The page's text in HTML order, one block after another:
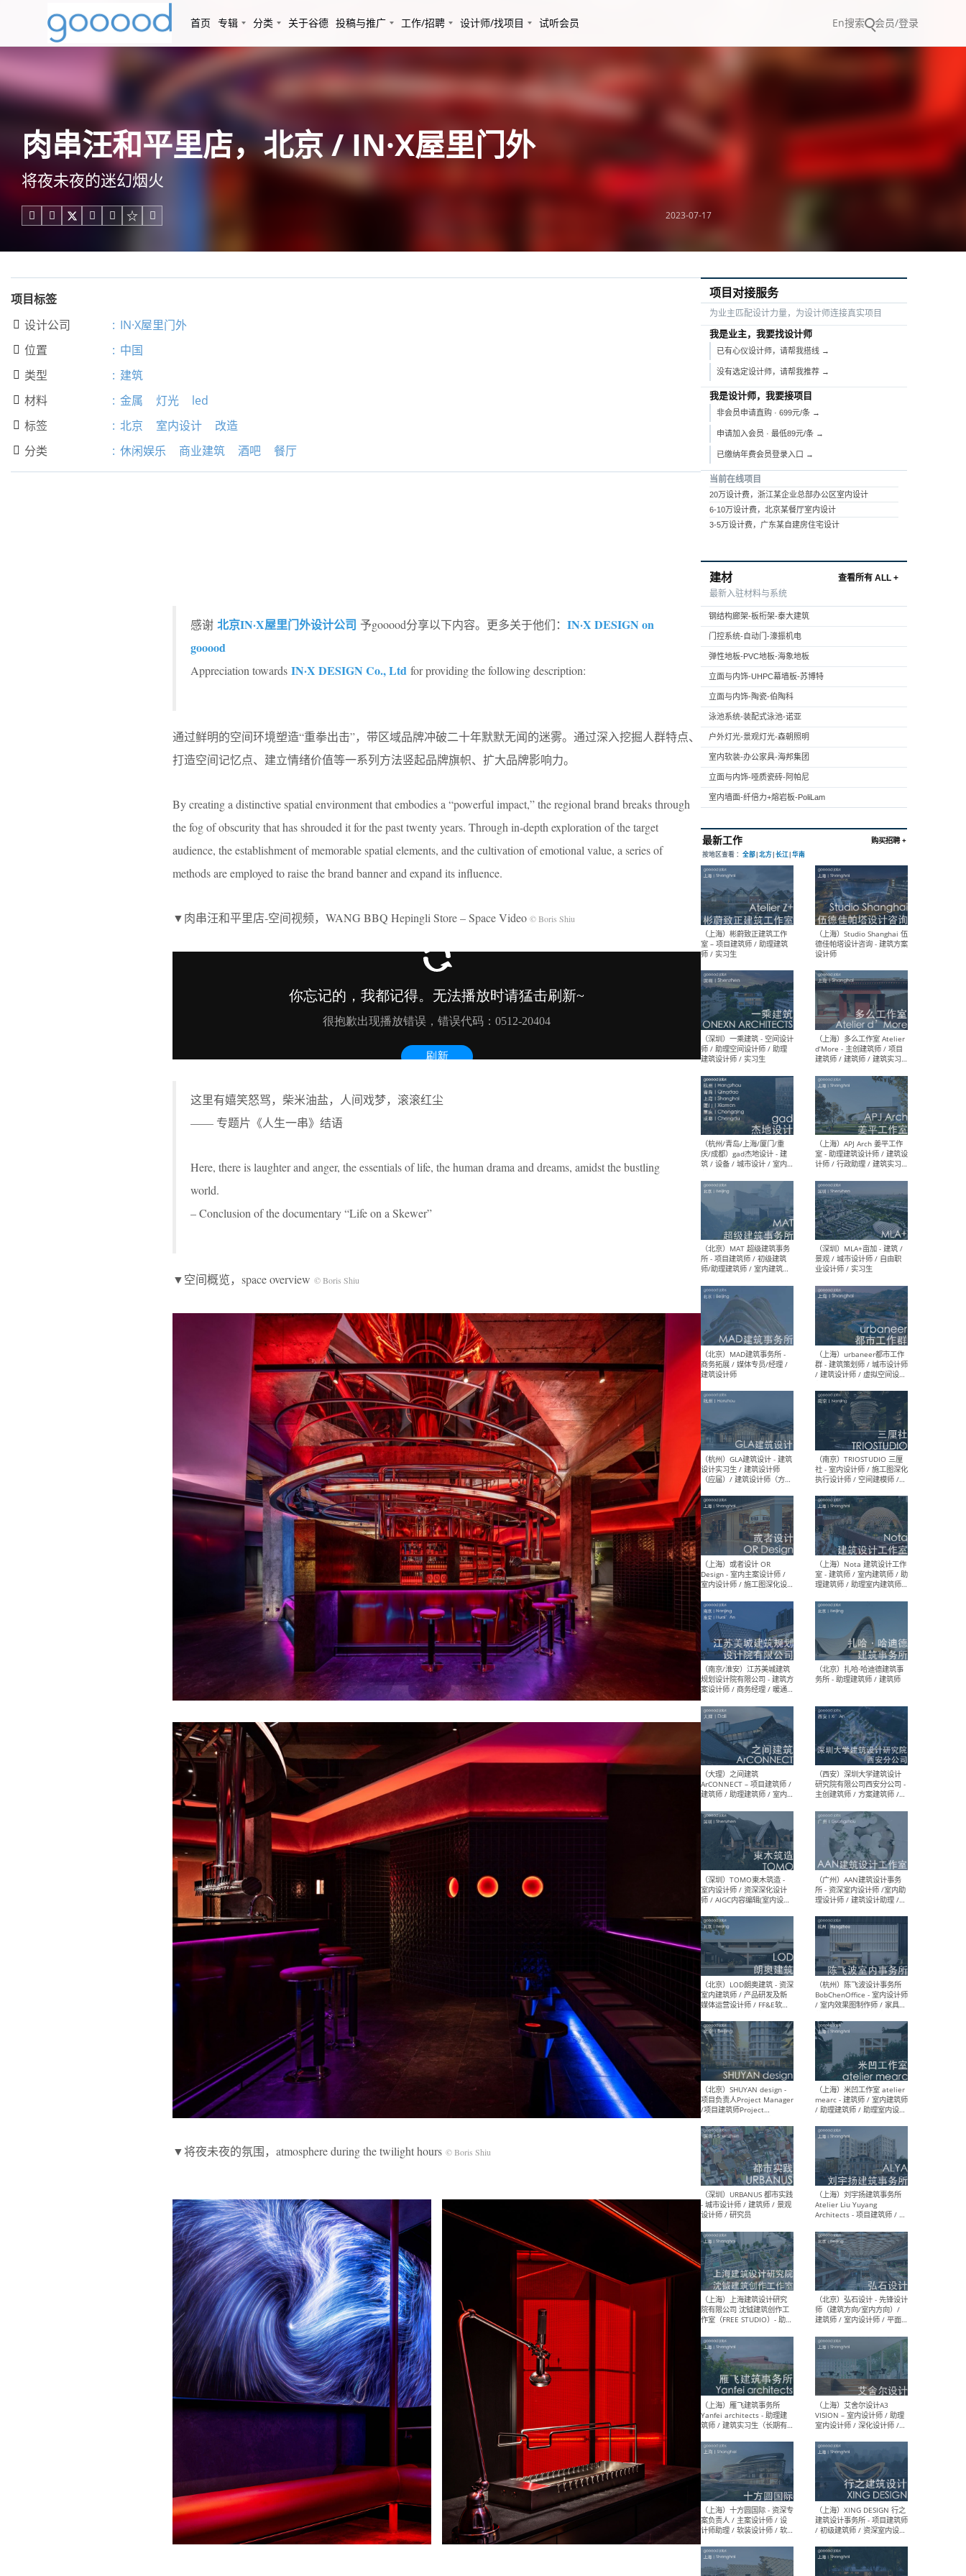
首页 专辑 分类 关于谷德 投稿与推广 工作/招聘 设计师/找项目 试听会员 En搜索 会员/登录
肉串汪和平里店，北京 / IN·X屋里门外
将夜未夜的迷幻烟火
     2023-07-17
项目标签
 设计公司 : IN·X屋里门外
 位置 : 中国
 类型 : 建筑
 材料 : 金属 灯光 led
 标签 : 北京 室内设计 改造
 分类 : 休闲娱乐 商业建筑 酒吧 餐厅
感谢 北京IN·X屋里门外设计公司 予gooood分享以下内容。更多关于他们： IN·X DESIGN on
gooood
Appreciation towards IN·X DESIGN Co., Ltd for providing the following description:
通过鲜明的空间环境塑造“重拳出击”，带区域品牌冲破二十年默默无闻的迷雾。通过深入挖掘人群特点、
打造空间记忆点、建立情绪价值等一系列方法竖起品牌旗帜、扩大品牌影响力。
By creating a distinctive spatial environment that embodies a “powerful impact,” the regional brand breaks through
the fog of obscurity that has shrouded it for the past twenty years. Through in-depth exploration of the target
audience, the establishment of memorable spatial elements, and the cultivation of emotional value, a series of
methods are employed to raise the brand banner and expand its influence.
▼肉串汪和平里店-空间视频，WANG BBQ Hepingli Store – Space Video © Boris Shiu
这里有嬉笑怒骂，柴米油盐，人间戏梦，滚滚红尘
—— 专题片《人生一串》结语
Here, there is laughter and anger, the essentials of life, the human drama and dreams, amidst the bustling
world.
– Conclusion of the documentary “Life on a Skewer”
▼空间概览，space overview © Boris Shiu
▼将夜未夜的氛围，atmosphere during the twilight hours © Boris Shiu
项目对接服务
为业主匹配设计力量，为设计师连接真实项目
我是业主，我要找设计师
已有心仪设计师，请帮我搭线 →
没有选定设计师，请帮我推荐 →
我是设计师，我要接项目
非会员申请直购 · 699元/条 →
申请加入会员 · 最低89元/条 →
已缴纳年费会员登录入口 →
当前在线项目
20万设计费，浙江某企业总部办公区室内设计
6-10万设计费，北京某餐厅室内设计
3-5万设计费，广东某自建房住宅设计
建材
查看所有 ALL +
最新入驻材料与系统
钢结构廊架-板桁架-泰大建筑
门控系统-自动门-濠振机电
弹性地板-PVC地板-海象地板
立面与内饰-UHPC幕墙板-苏博特
立面与内饰-陶瓷-伯陶科
泳池系统-装配式泳池-诺亚
户外灯光-景观灯光-森朝照明
室内软装-办公家具-海邦集团
立面与内饰-哑质瓷砖-阿帕尼
室内墙面-纤倍力+熔岩板-PoliLam
最新工作
按地区查看 ：全部|北方|长江
（上海）彬蔚致正建筑工作
室 – 项目建筑师 / 助理建筑
师 / 实习生
（深圳）一乘建筑 - 空间设计
师 / 助理空间设计师 / 助理
建筑设计师 / 实习生
（杭州/青岛/上海/厦门/重
庆/成都）gad杰地设计 - 建
筑 / 设备 / 城市设计 / 室内 /
幕墙 / BIM / 成本 / 工程 / 运
营 / 品牌 / 观点views / 实习
等
（北京）MAT 超级建筑事务
所 - 项目建筑师 / 初级建筑
师/助理建筑师 / 室内建筑师
（北京）MAD建筑事务所 -
商务拓展 / 媒体专员/经理 /
设计实习生 / 建筑设计师
（应届）/ 建筑设计师（方案
设计）/ 建筑设计师（施工
图）/ 结构设计师 / 给排水设
计师
（上海）或者设计 OR
Design - 室内主案设计师 /
室内设计师 / 施工图深化设
计师 / 室内设计助理 / 新媒
体运营
（南京/淮安）江苏美城建筑
规划设计院有限公司 - 建筑方
案设计师 / 商务经理 / 暖通
设计师 / 造价工程师
（大理）之间建筑
ArCONNECT – 项目建筑师 /
建筑师 / 助理建筑师 / 室内
设计师 / 实习生
（深圳）TOMO東木筑造 -
室内设计师 / 资深深化设计
师 / AIGC内容编辑(室内设计
方向) / 照明设计师 / 软装设
计师
（北京）LOD朗奥建筑 - 资深
室内建筑师 / 产品研发及新
设计师 / 深化设计师 / 实习
（北京）SHUYAN design -
项目负责人Project Manager
/项目建筑师Project
Architect / 助理建筑师
Assistant Architect / 创始
人助理Founder's Assistant
/ 实习生Intern
（深圳）URBANUS 都市实践
- 城市设计师 / 建筑师 / 景观